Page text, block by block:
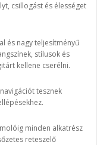
csillogást és élességet
és nagy teljesítményű
stílusok és
kellene cserélni.
tesznek
minden alkatrész
reteszelő